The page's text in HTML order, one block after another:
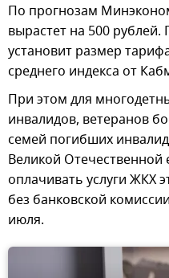
По прогнозам
вырастет на 500
установит размер
среднего индекса от
При этом для
инвалидов, ветеранов
семей погибших
Великой Отечественной
оплачивать услуги ЖКХ
без банковской
июля.